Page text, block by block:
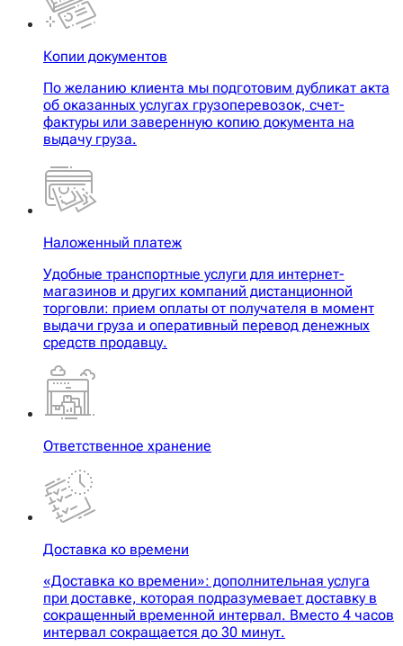
Копии документов
По желанию клиента мы подготовим дубликат акта
об оказанных услугах грузоперевозок, счет-
фактуры или заверенную копию документа на
выдачу груза.
Наложенный платеж
Удобные транспортные услуги для интернет-
магазинов и других компаний дистанционной
торговли: прием оплаты от получателя в момент
выдачи груза и оперативный перевод денежных
средств продавцу.
Ответственное хранение
Доставка ко времени
«Доставка ко времени»: дополнительная услуга
при доставке, которая подразумевает доставку в
сокращенный временной интервал. Вместо 4 часов
интервал сокращается до 30 минут.